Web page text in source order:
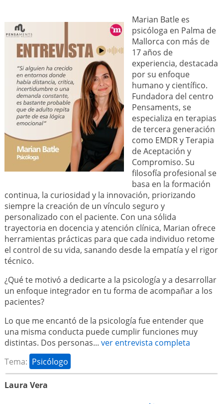
Marian Batle es
psicóloga en Palma de
Mallorca con más de
17 años de
experiencia, destacada
por su enfoque
humano y científico.
Fundadora del centro
Pensaments, se
especializa en terapias
de tercera generación
como EMDR y Terapia
de Aceptación y
Compromiso. Su
filosofía profesional se
basa en la formación
continua, la curiosidad y la innovación, priorizando
siempre la creación de un vínculo seguro y
personalizado con el paciente. Con una sólida
trayectoria en docencia y atención clínica, Marian ofrece
herramientas prácticas para que cada individuo retome
el control de su vida, sanando desde la empatía y el rigor
técnico.
¿Qué te motivó a dedicarte a la psicología y a desarrollar
un enfoque integrador en tu forma de acompañar a los
pacientes?
Lo que me encantó de la psicología fue entender que
una misma conducta puede cumplir funciones muy
distintas. Dos personas... ver entrevista completa
Tema: Psicólogo
Laura Vera